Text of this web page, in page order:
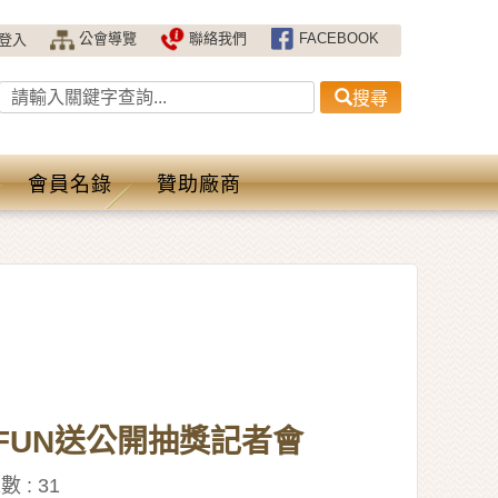
入 公會導覽 聯絡我們 FACEBOOK
搜尋
會員名錄 贊助廠商
送公開抽獎記者會
: 31